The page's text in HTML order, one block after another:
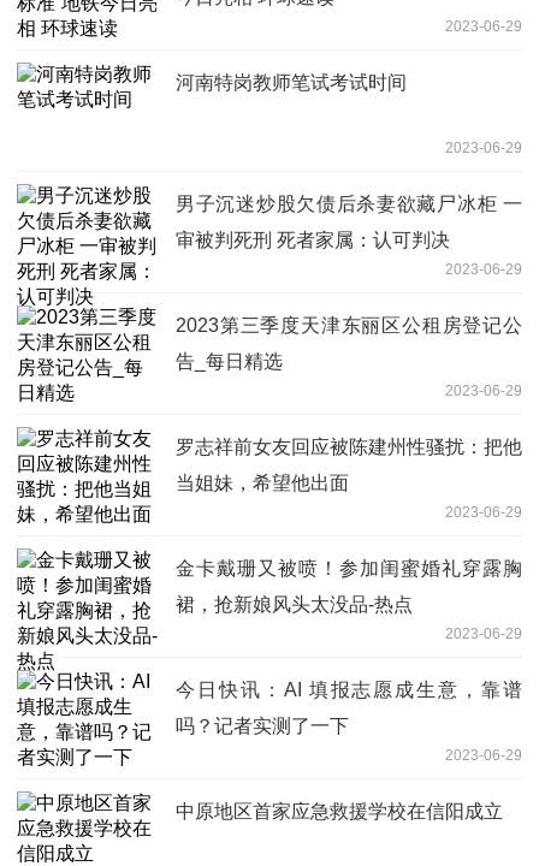
2023-06-29
河南特岗教师笔试考试时间
2023-06-29
男子沉迷炒股欠债后杀妻欲藏尸冰柜 一
审被判死刑 死者家属：认可判决
2023-06-29
2023第三季度天津东丽区公租房登记公
告_每日精选
2023-06-29
罗志祥前女友回应被陈建州性骚扰：把他
当姐妹，希望他出面
2023-06-29
金卡戴珊又被喷！参加闺蜜婚礼穿露胸
裙，抢新娘风头太没品-热点
2023-06-29
今日快讯：AI 填报志愿成生意，靠谱
吗？记者实测了一下
2023-06-29
中原地区首家应急救援学校在信阳成立